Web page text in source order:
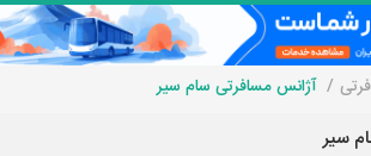
آژانس مسافرتی سام سیر
سیر